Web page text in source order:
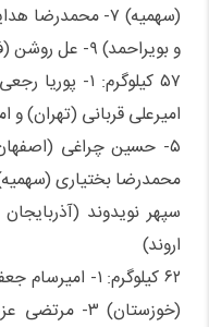
و بویراحمد) ۹- عل روشن (فارس) ۱۰- عرشیا موسوی (اردبیل)
امیرعلی قربانی (تهران) و
اروند)
(خوزستان) ۳-